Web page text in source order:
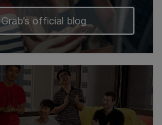
official blog